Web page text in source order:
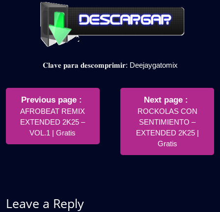
𝐂𝐥𝐚𝐯𝐞 𝐩𝐚𝐫𝐚 𝐝𝐞𝐬𝐜𝐨𝐦𝐩𝐫𝐢𝐦𝐢𝐫: Deejaygatomix
Navegación
entradas
Previous page
Posts
AFROBEAT REMIX
EXTENDED 2K25 –
VOL.1 | Gratis
Next page
Posts
ROCKOLAS CON
SENTIMIENTO –
EXTENDED 2K25 |
Gratis
Leave a Reply